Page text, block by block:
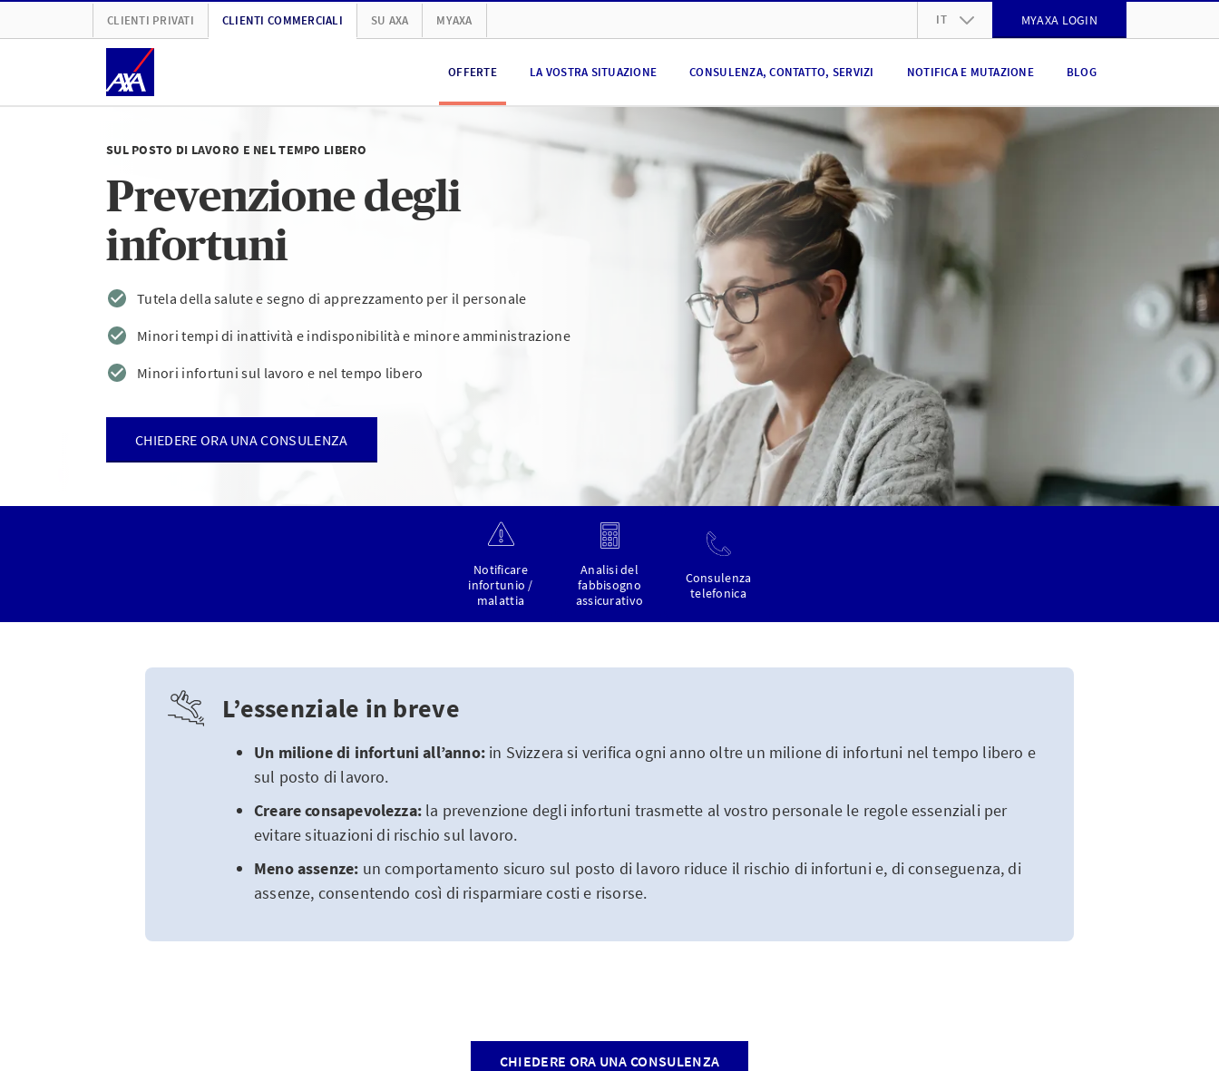
CLIENTI PRIVATI CLIENTI COMMERCIALI SU AXA MYAXA IT
IT
MYAXA LOGIN
OFFERTE LA VOSTRA SITUAZIONE CONSULENZA, CONTATTO, SERVIZI NOTIFICA E MUTAZIONE BLOG
SUL POSTO DI LAVORO E NEL TEMPO LIBERO
Prevenzione degli
infortuni
Tutela della salute e segno di apprezzamento per il personale
Minori tempi di inattività e indisponibilità e minore amministrazione
Minori infortuni sul lavoro e nel tempo libero
CHIEDERE ORA UNA CONSULENZA
Notificare
infortunio /
malattia
Analisi del
fabbisogno
assicurativo
Consulenza
telefonica
L’essenziale in breve
Un milione di infortuni all’anno:in Svizzera si verifica ogni anno oltre un milione di infortuni nel tempo libero e
sul posto di lavoro.
Creare consapevolezza:la prevenzione degli infortuni trasmette al vostro personale le regole essenziali per
evitare situazioni di rischio sul lavoro.
Meno assenze: un comportamento sicuro sul posto di lavoro riduce il rischio di infortuni e, di conseguenza, di
assenze, consentendo così di risparmiare costi e risorse.
CHIEDERE ORA UNA CONSULENZA